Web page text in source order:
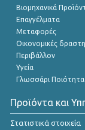
Βιομηχανικά
Επαγγέλματα
Μεταφορές
Οικονομικές
Περιβάλλον
Υγεία
Γλωσσάρι
Προϊόντα και
Στατιστικά στοιχεία